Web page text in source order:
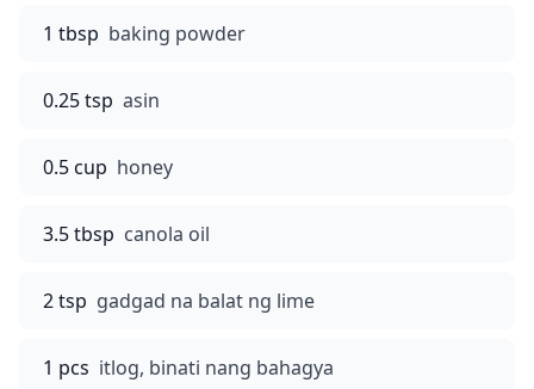
1 tbsp baking powder
0.25 tsp asin
0.5 cup honey
3.5 tbsp canola oil
2 tsp gadgad na balat ng lime
1 pcs itlog, binati nang bahagya